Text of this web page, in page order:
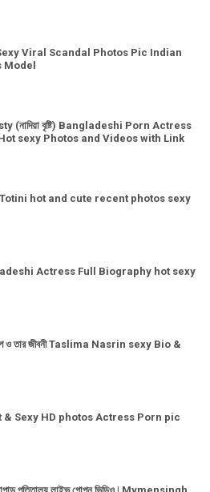
Viral Scandal Photos Pic Indian
(নাদিয়া বৃষ্টি) Bangladeshi Porn Actress
sexy Photos and Videos with Link
hot and cute recent photos sexy
Actress Full Biography hot sexy
গল্প ও তার জীবনী Taslima Nasrin sexy Bio &
Sexy HD photos Actress Porn pic